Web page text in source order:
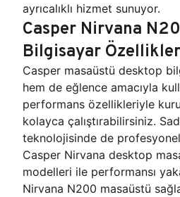
ayrıcalıklı hizmet sunuyor.
Casper Nirvana
Bilgisayar
Casper masaüstü desktop
hem de eğlence amacıyla
performans özellikleriyle
kolayca çalıştırabilirsiniz.
teknolojisinde de
Casper Nirvana desktop
modelleri ile performansı
Nirvana N200 masaüstü